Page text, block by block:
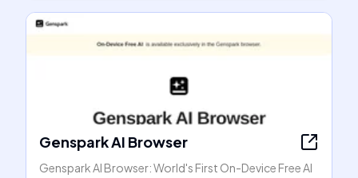
Genspark AI Browser
Genspark AI Browser: World's First On-Device Free AI